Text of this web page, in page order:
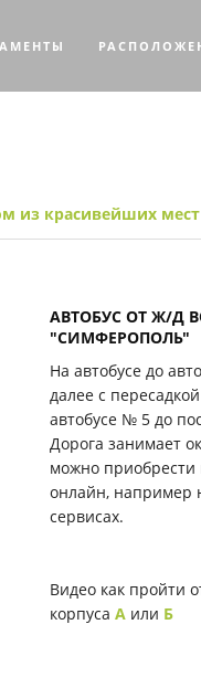
из красивейших
АВТОБУС ОТ Ж/Д
"СИМФЕРОПОЛЬ"
На автобусе до
далее с
автобусе № 5 до
Дорога занимает
можно приобрести
онлайн, например
сервисах.
Видео как пройти
корпуса Аили Б